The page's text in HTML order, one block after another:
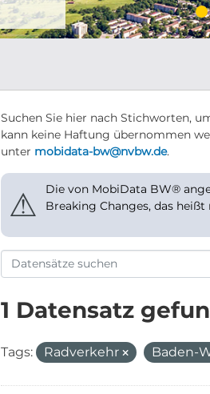
Suchen Sie hier nach Stichworten,
kann keine Haftung übernommen
unter mobidata-bw@nvbw.de.
⚠
Die von MobiData BW®
Breaking Changes, das
1 Datensatz
Tags: Radverkehr Baden-